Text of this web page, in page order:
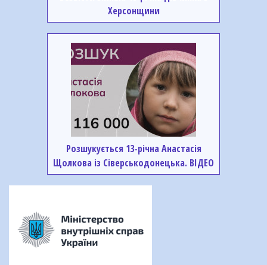
Херсонщини
Розшукується 13-річна Анастасія
Щолкова із Сіверськодонецька. ВІДЕО